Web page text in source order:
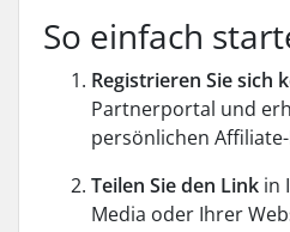
So einfach
Registrieren Sie sich
Partnerportal und
persönlichen
Teilen Sie den Link in
Media oder Ihrer